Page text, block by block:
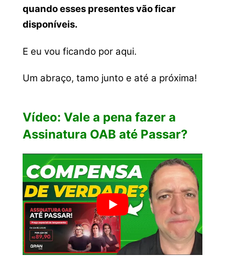
quando esses presentes vão ficar
disponíveis.
E eu vou ficando por aqui.
Um abraço, tamo junto e até a próxima!
Vídeo: Vale a pena fazer a
Assinatura OAB até Passar?